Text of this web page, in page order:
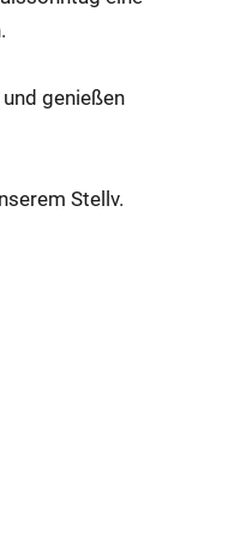
genießen
Stellv.